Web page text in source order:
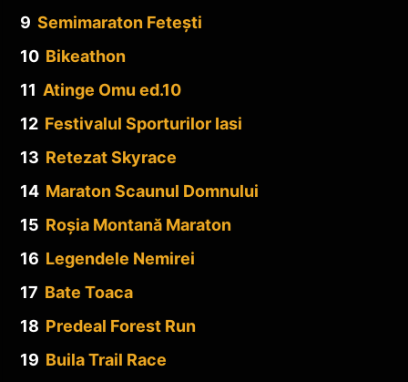
9 Semimaraton Fetești
10 Bikeathon
11 Atinge Omu ed.10
12 Festivalul Sporturilor Iasi
13 Retezat Skyrace
14 Maraton Scaunul Domnului
15 Roșia Montană Maraton
16 Legendele Nemirei
17 Bate Toaca
18 Predeal Forest Run
19 Buila Trail Race